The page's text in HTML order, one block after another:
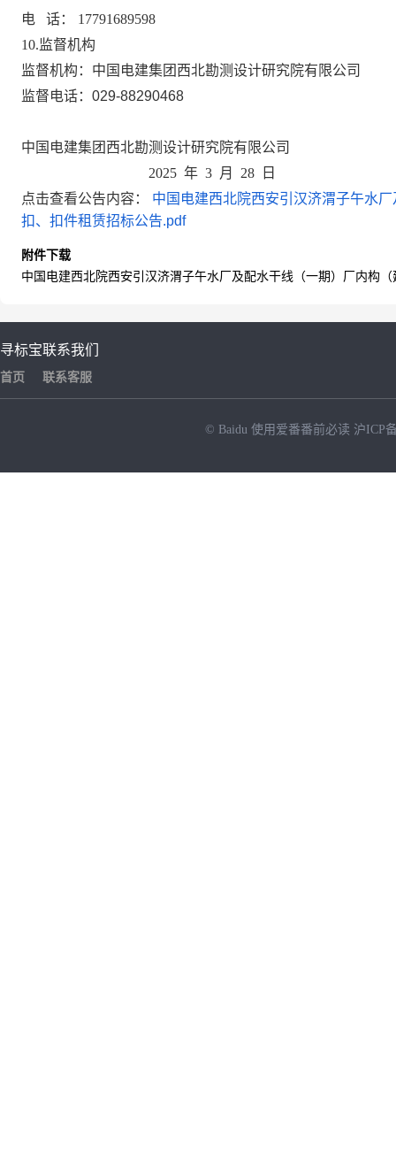
电
话：
17791689598
10.监督机构
监督机构：中国电建集团西北勘测设计研究院有限公司
监督电话： 029-88290468
中国电建集团西北勘测设计研究院有限公司
2025 年 3 月 28
日
点击查看公告内容： 中国电建西北院西安引汉济渭子午水
扣、扣件租赁招标公告.pdf
附件下载
中国电建西北院西安引汉济渭子午水厂及配水干线（一期）厂内构
寻标宝
首页
联系我们
联系客服
© Baidu 使用爱番番前必读 沪ICP